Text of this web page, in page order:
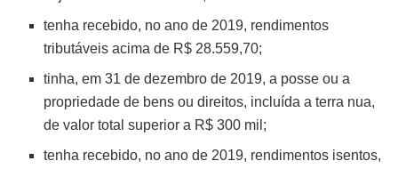
tenha recebido, no ano de 2019, rendimentos
tributáveis acima de R$ 28.559,70;
tinha, em 31 de dezembro de 2019, a posse ou a
propriedade de bens ou direitos, incluída a terra nua,
de valor total superior a R$ 300 mil;
tenha recebido, no ano de 2019, rendimentos isentos,